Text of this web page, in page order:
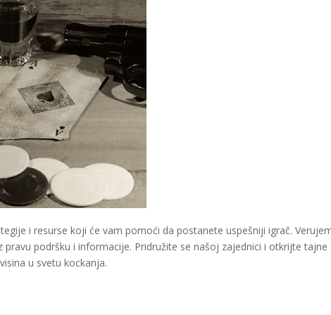
i resurse koji će vam pomoći da postanete uspešniji igrač.
podršku i informacije. Pridružite se našoj zajednici i otkrijte tajne
u svetu kockanja.